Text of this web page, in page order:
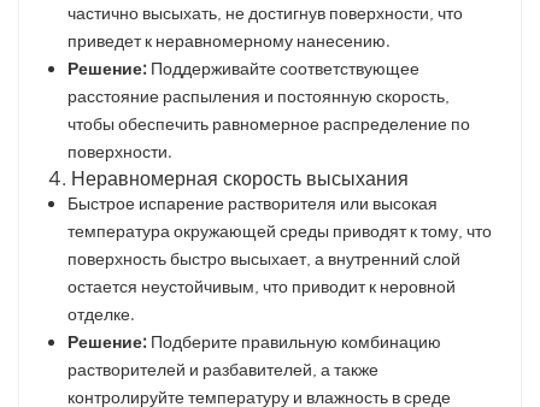
частично высыхать, не достигнув поверхности, что
приведет к неравномерному нанесению.
Решение: Поддерживайте соответствующее
расстояние распыления и постоянную скорость,
чтобы обеспечить равномерное распределение по
поверхности.
4. Неравномерная скорость высыхания
Быстрое испарение растворителя или высокая
температура окружающей среды приводят к тому, что
поверхность быстро высыхает, а внутренний слой
остается неустойчивым, что приводит к неровной
отделке.
Решение: Подберите правильную комбинацию
растворителей и разбавителей, а также
контролируйте температуру и влажность в среде